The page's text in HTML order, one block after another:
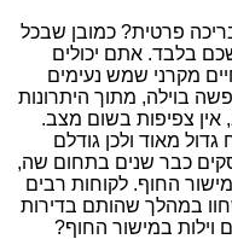
פרטית? כמובן שבכל
בלבד. אתם יכולים
מקרני שמש נעימים
בוילה, מתוך היתרונות
אין צפיפות בשום מצב.
מאוד ולכן גודלם
כבר שנים בתחום שה,
החוף. לקוחות רבים
במהלך שהותם בדירות
וילות במישור החוף?